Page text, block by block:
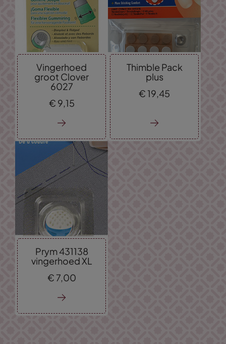
Vingerhoed
groot Clover
6027
€ 9, 15
Thimble Pack
plus
€19, 45
Prym 431138
vingerhoed XL
€ 7,00